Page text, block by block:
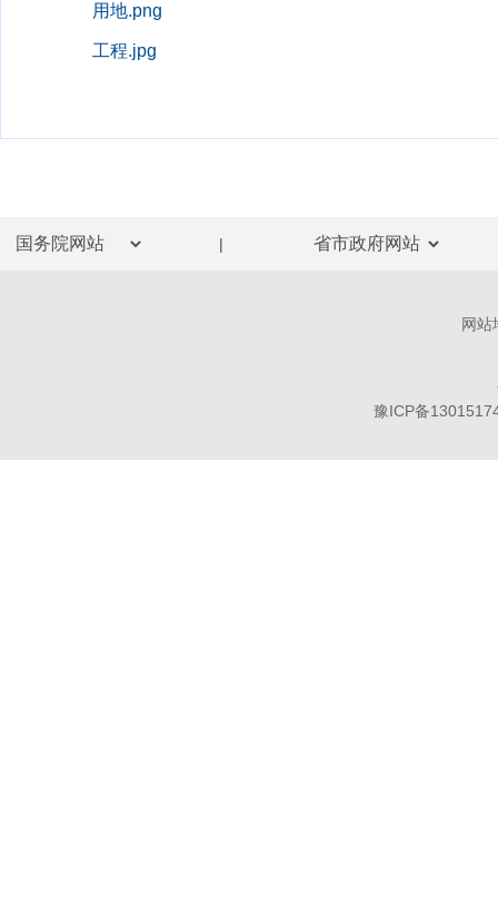
用地.png
工程.jpg
|
网站
豫ICP备